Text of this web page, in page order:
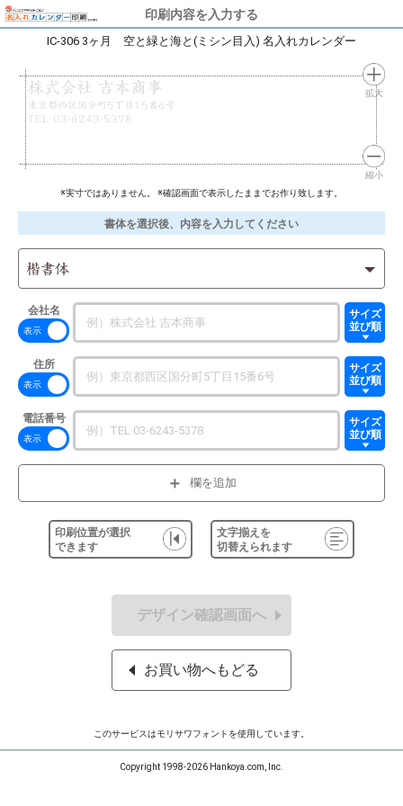
印刷内容を入力する
IC-306 3ヶ月 空と緑と海と(ミシン目入) 名入れカレンダー
株式会社 吉本商事
東京都西区国分町5丁目15番6号
TEL 03-6243-5378
拡大
縮小
※実寸ではありません。 ※確認画面で表示したままでお作り致します。
書体を選択後、内容を入力してください
楷書体
会社名
サイズ
並び順
住所
サイズ
並び順
電話番号
サイズ
並び順
欄を追加
印刷位置が選択
できます
文字揃えを
切替えられます
デザイン確認画面へ
お買い物へもどる
このサービスはモリサワフォントを使用しています。
Copyright 1998-2026 Hankoya.com, Inc.